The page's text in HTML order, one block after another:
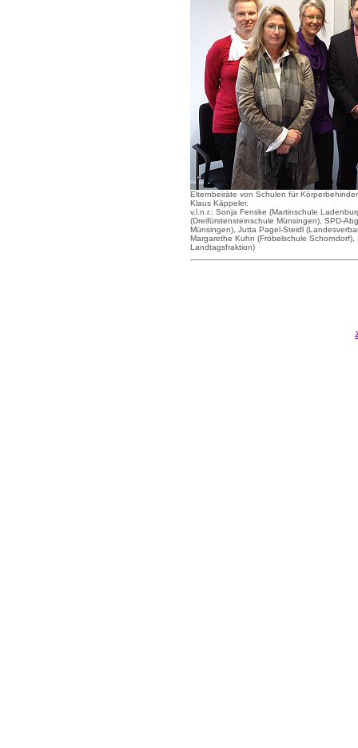
Elternbeiräte von Schulen für
Klaus Käppeler.
v.l.n.r.: Sonja Fenske (Martinschule
(Dreifürstensteinschule Münsingen), SPD-
Münsingen), Jutta Pagel-Steidl
Margarethe Kuhn (Fröbelschule
Landtagsfraktion)